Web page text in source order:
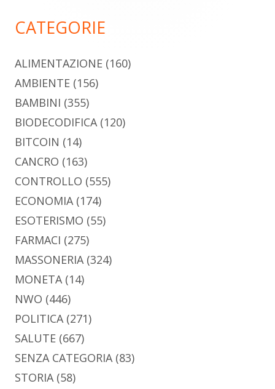
CATEGORIE
ALIMENTAZIONE (160)
AMBIENTE (156)
BAMBINI (355)
BIODECODIFICA(120)
BITCOIN (14)
CANCRO (163)
CONTROLLO (555)
ECONOMIA(174)
ESOTERISMO (55)
FARMACI (275)
MASSONERIA(324)
MONETA(14)
NWO (446)
POLITICA(271)
SALUTE (667)
SENZA CATEGORIA(83)
STORIA(58)